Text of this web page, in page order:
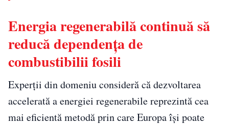
Energia regenerabilă continuă să
reducă dependența de
combustibilii fosili
Experții din domeniu consideră că dezvoltarea
accelerată a energiei regenerabile reprezintă cea
mai eficientă metodă prin care Europa își poate